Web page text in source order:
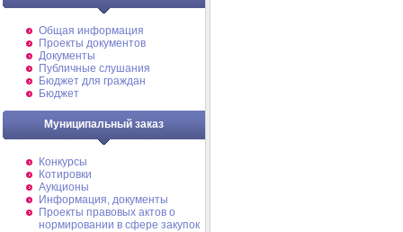
Общая информация
Проекты документов
Документы
Публичные слушания
Бюджет для граждан
Бюджет
Муниципальный заказ
Конкурсы
Котировки
Аукционы
Информация, документы
Проекты правовых актов о
нормировании в сфере закупок